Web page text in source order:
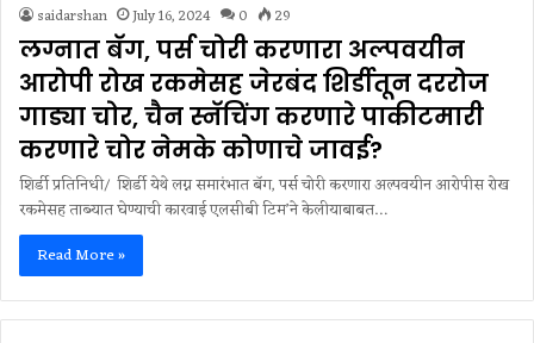
saidarshan July 16, 2024 0 29
लग्नात बॅग, पर्स चोरी करणारा अल्पवयीन
आरोपी रोख रकमेसह जेरबंद शिर्डीतून दररोज
गाड्या चोर, चैन स्नॅचिंग करणारे पाकीटमारी
करणारे चोर नेमके कोणाचे जावई?
शिर्डी प्रतिनिधी/ शिर्डी येथे लग्न समारंभात बॅग, पर्स चोरी करणारा अल्पवयीन आरोपीस रोख
रकमेसह ताब्यात घेण्याची कारवाई एलसीबी टिम’ने केलीयाबाबत…
Read More »